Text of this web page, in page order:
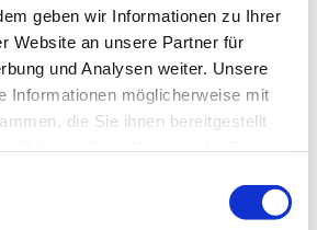
geben wir Informationen zu Ihrer
Website an unsere Partner für
und Analysen weiter. Unsere
Informationen möglicherweise mit
die Sie ihnen bereitgestellt